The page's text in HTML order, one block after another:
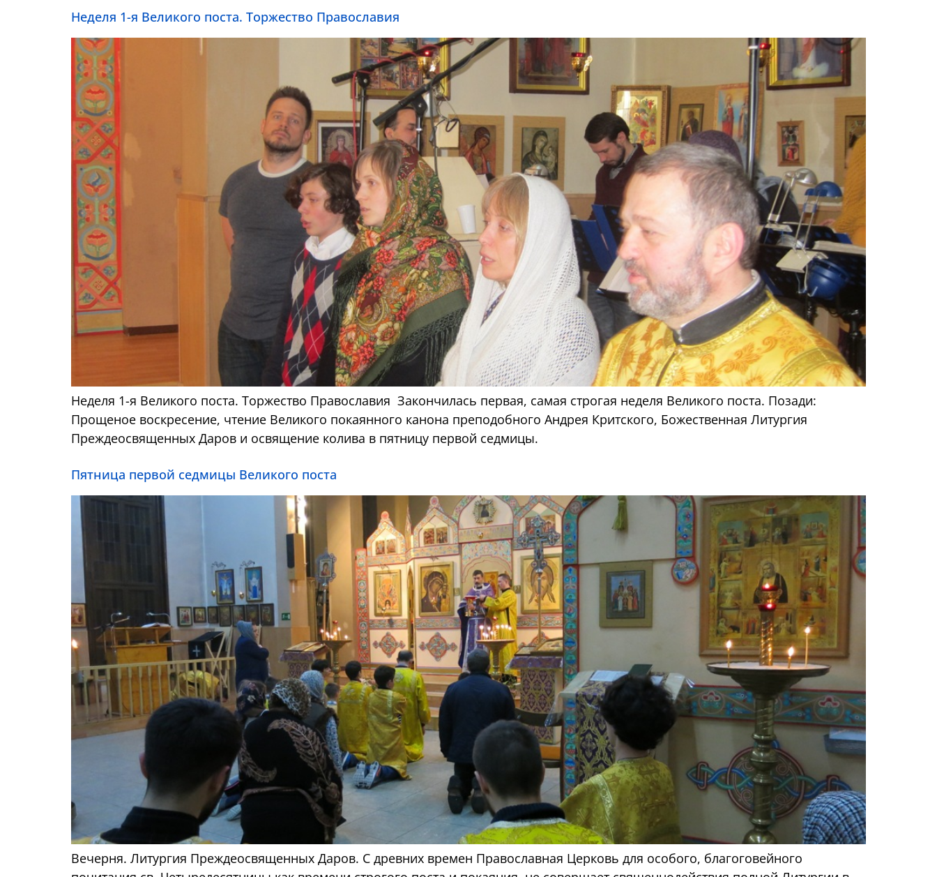
Неделя 1-я Великого поста. Торжество Православия
Неделя 1-я Великого поста. Торжество Православия Закончилась первая, самая строгая неделя Великого поста. Позади:
Прощеное воскресение, чтение Великого покаянного канона преподобного Андрея Критского, Божественная Литургия
Преждеосвященных Даров и освящение колива в пятницу первой седмицы.
Пятница первой седмицы Великого поста
Вечерня. Литургия Преждеосвященных Даров. С древних времен Православная Церковь для особого, благоговейного